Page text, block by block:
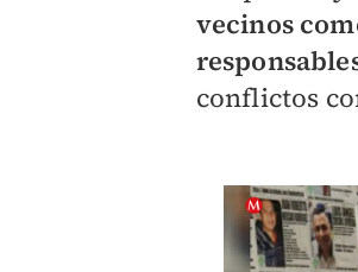
vecinos
conflictos